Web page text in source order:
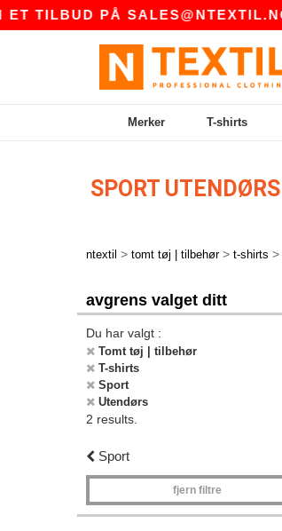
TILBUD PÅSALES@NTEXTIL.NO
Merker T-shirts
SPORT UTENDØRS
ntextil > tomt tøj | tilbehør > t-shirts >
avgrens valget ditt
Du har valgt :
Tomt tøj | tilbehør
T-shirts
Sport
Utendørs
2 results.
Sport
fjern filtre